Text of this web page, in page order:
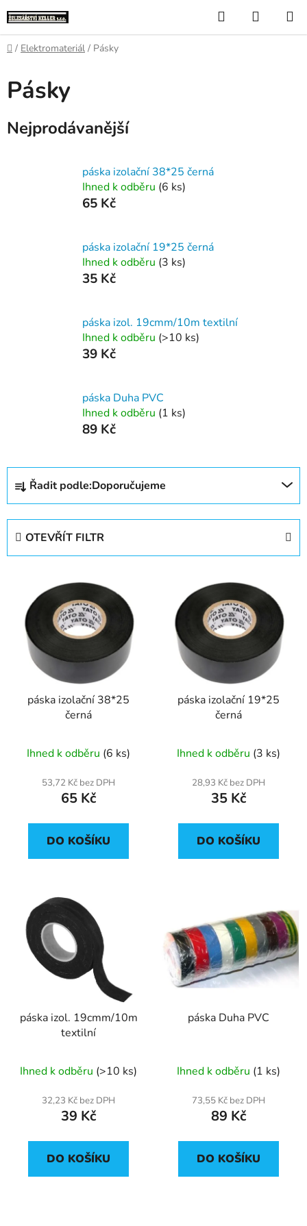
na
obsah
Hledat
KOŠÍK
Domů
/ Elektromateriál / Pásky
Pásky
Nejprodávanější
páska izolační 38*25 černá
Ihned k odběru (6 ks)
65 Kč
páska izolační 19*25 černá
Ihned k odběru (3 ks)
35 Kč
páska izol. 19cmm/10m textilní
Ihned k odběru (>10 ks)
39 Kč
páska Duha PVC
Ihned k odběru (1 ks)
89 Kč
Ř
z
Řadit podle:Doporučujeme
OTEVŘÍT FILTR
páska izolační 38*25
černá
Ihned k odběru (6 ks)
53,72 Kč bez DPH
65 Kč
DO KOŠÍKU
páska izolační 19*25
černá
Ihned k odběru (3 ks)
28,93 Kč bez DPH
35 Kč
DO KOŠÍKU
páska izol. 19cmm/10m
textilní
Ihned k odběru (>10 ks)
32,23 Kč bez DPH
39 Kč
DO KOŠÍKU
páska Duha PVC
Ihned k odběru (1 ks)
73,55 Kč bez DPH
89 Kč
DO KOŠÍKU